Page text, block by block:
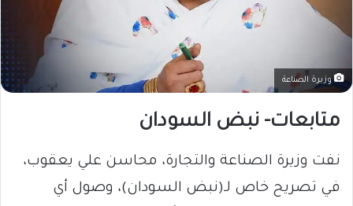
وزيرة الصناعة
متابعات- نبض السودان
​نفت وزيرة الصناعة والتجارة، محاسن علي يعقوب،
في تصريح خاص لـ(نبض السودان)، وصول أي